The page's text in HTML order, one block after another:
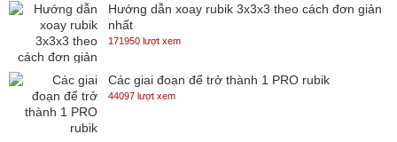
Hướng dẫn xoay rubik 3x3x3 theo cách đơn giản
nhất
171950 lượt xem
Các giai đoạn để trở thành 1 PRO rubik
44097 lượt xem